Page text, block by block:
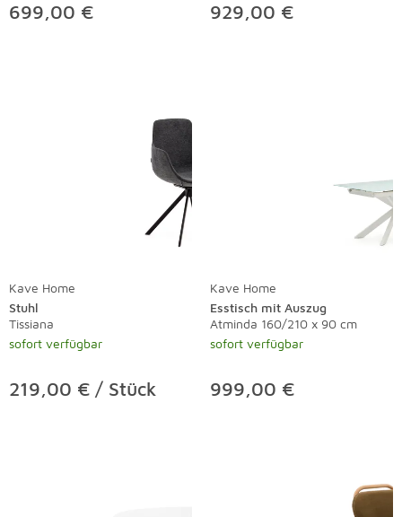
699,00 € 929,00 €
Kave Home
Stuhl
Tissiana
sofort verfügbar
219,00 € / Stück
Kave Home
Esstisch mit Auszug
Atminda 160/210 x 90 cm
sofort verfügbar
999,00 €